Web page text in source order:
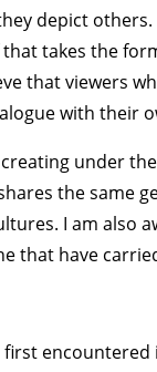
depict
takes the
that viewers
with their
under
the same
I am also
that have
ﬁrst